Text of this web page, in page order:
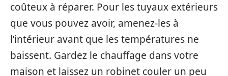
coûteux à réparer. Pour les tuyaux extérieurs
que vous pouvez avoir, amenez-les à
l’intérieur avant que les températures ne
baissent. Gardez le chauffage dans votre
maison et laissez un robinet couler un peu